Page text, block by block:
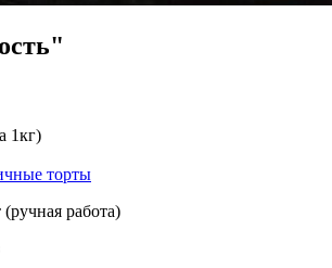
1кг)
торты
(ручная работа)